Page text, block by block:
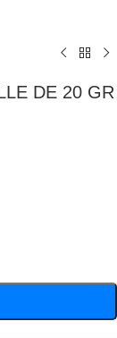
DE 20 GR